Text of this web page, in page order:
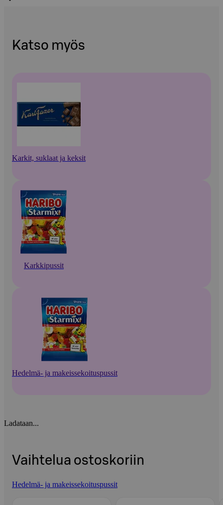
Katso myös
Karkit, suklaat ja keksit
Karkkipussit
Hedelmä- ja makeissekoituspussit
Ladataan...
Vaihtelua ostoskoriin
Hedelmä- ja makeissekoituspussit